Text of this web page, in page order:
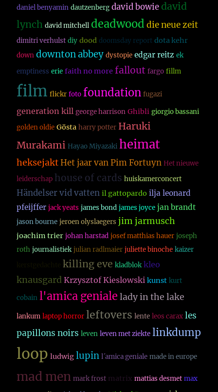
daniel benyamin dautzenberg david bowie david
lynch david mitchell deadwood die neue zeit
dimitri verhulst diy dood doomsday report dota kehr
down downton abbey dystopie edgar reitz ek
emptiness erie faith no more fallout fargo fillm
film flickr foto foundation fugazi
generation kill george harrison Ghibli giorgio bassani
golden oldie Gösta harry potter Haruki
Murakami Hayao Miyazaki heimat
heksejakt Het jaar van Pim Fortuyn Het nieuwe
leiderschap house of cards huiskamerconcert
Händelser vid vatten il gattopardo ilja leonard
pfeijffer jack yeats james bond james joyce jan brandt
jason bourne jeroen olyslaegers jim jarmusch
joachim trier johan harstad josef matthias hauer joseph
roth journalistiek julian radlmaier juliette binoche kaizer
killing eve kladblok kleo
knausgard Krzysztof Kieslowski kunst kurt
cobain l'amica geniale lady in the lake
lankum laptop horror leftovers lente leos carax les
papillons noirs leven leven met ziekte linkdump
loop ludwig lupin l´amica geniale made in europe
mad men mark frost matrix mattias desmet max